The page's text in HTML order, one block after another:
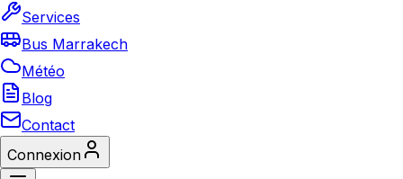
Services
Bus Marrakech
Météo
Blog
Contact
Connexion